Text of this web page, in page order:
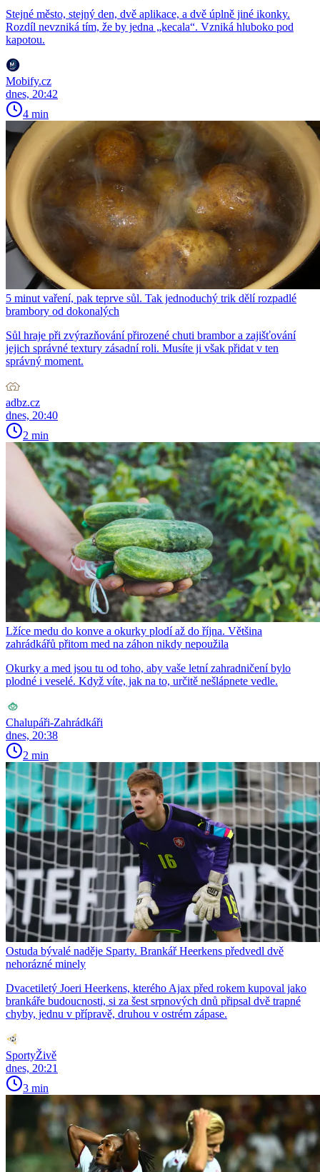
Stejné město, stejný den, dvě aplikace, a dvě úplně jiné ikonky.
Rozdíl nevzniká tím, že by jedna „kecala“. Vzniká hluboko pod
kapotou.
Mobify.cz
dnes, 20:42
4 min
5 minut vaření, pak teprve sůl. Tak jednoduchý trik dělí rozpadlé
brambory od dokonalých
Sůl hraje při zvýrazňování přirozené chuti brambor a zajišťování
jejich správné textury zásadní roli. Musíte ji však přidat v ten
správný moment.
adbz.cz
dnes, 20:40
2 min
Lžíce medu do konve a okurky plodí až do října. Většina
zahrádkářů přitom med na záhon nikdy nepoužila
Okurky a med jsou tu od toho, aby vaše letní zahradničení bylo
plodné i veselé. Když víte, jak na to, určitě nešlápnete vedle.
Chalupáři-Zahrádkáři
dnes, 20:38
2 min
Ostuda bývalé naděje Sparty. Brankář Heerkens předvedl dvě
nehorázné minely
Dvacetiletý Joeri Heerkens, kterého Ajax před rokem kupoval jako
brankáře budoucnosti, si za šest srpnových dnů připsal dvě trapné
chyby, jednu v přípravě, druhou v ostrém zápase.
SportyŽivě
dnes, 20:21
3 min